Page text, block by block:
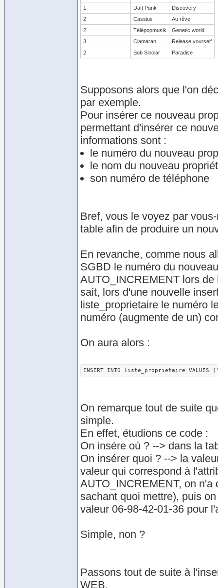
1
Daft Punk
Discovery
2
Cassius
Au rêve
2
Télépopmusik
Genetic world
3
Clamaran
Release yourself
2
Bob Sinclar Paradise
Supposons alors que l'on
par exemple.
Pour insérer ce nouveau
permettant d'insérer ce
informations sont :
le numéro du nouveau
le nom du nouveau
son numéro de téléphone
Bref, vous le voyez par
table afin de produire un
En revanche, comme nous
SGBD le numéro du
AUTO_INCREMENT lors
sait, lors d'une nouvelle
liste_proprietaire le numéro
numéro (augmente de un)
On aura alors :
INSERT INTO liste_proprietaire
On remarque tout de suite
simple.
En effet, étudions ce code :
On insére où ? --> dans la
On insérer quoi ? --> la
valeur qui correspond à
AUTO_INCREMENT, on n'a
sachant quoi mettre), puis
valeur 06-98-42-01-36 pour
Simple, non ?
Passons tout de suite à
WEB.